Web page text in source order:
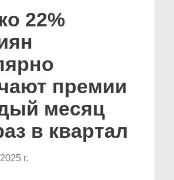
22%
премии
месяц
в квартал
г.